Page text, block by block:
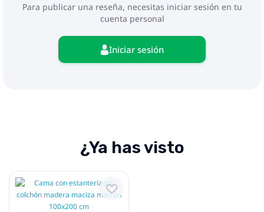
Para publicar una reseña, necesitas iniciar sesión en tu
cuenta personal
Iniciar sesión
¿Ya has visto